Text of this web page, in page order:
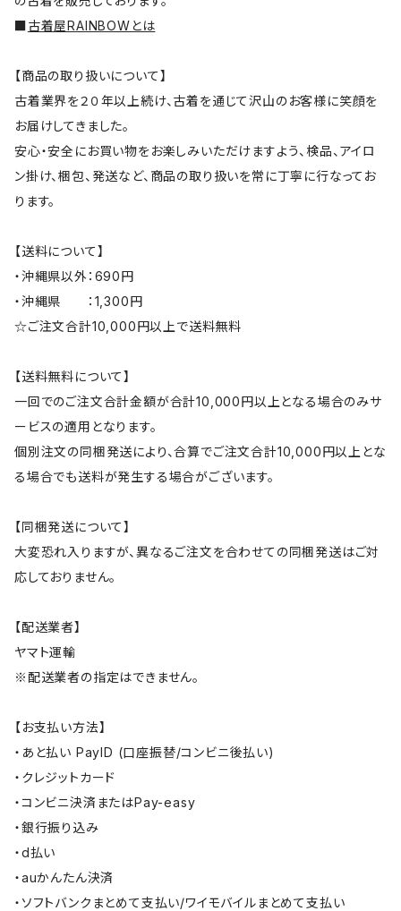
■古着屋RAINBOWとは
【商品の取り扱いについて】
古着業界を２０年以上続け、古着を通じて沢山のお客様に笑顔を
お届けしてきました。
安心・安全にお買い物をお楽しみいただけますよう、検品、アイロ
ン掛け、梱包、発送など、商品の取り扱いを常に丁寧に行なってお
ります。
【送料について】
・沖縄県以外：690円
・沖縄県 ：1,300円
☆ご注文合計10,000円以上で送料無料
【送料無料について】
一回でのご注文合計金額が合計10,000円以上となる場合のみサ
ービスの適用となります。
個別注文の同梱発送により、合算でご注文合計10,000円以上とな
る場合でも送料が発生する場合がございます。
【同梱発送について】
大変恐れ入りますが、異なるご注文を合わせての同梱発送はご対
応しておりません。
【配送業者】
ヤマト運輸
※配送業者の指定はできません。
【お支払い方法】
・あと払い PayID (口座振替/コンビニ後払い)
・クレジットカード
・コンビニ決済またはPay-easy
・銀行振り込み
・d払い
・auかんたん決済
・ソフトバンクまとめて支払い/ワイモバイルまとめて支払い